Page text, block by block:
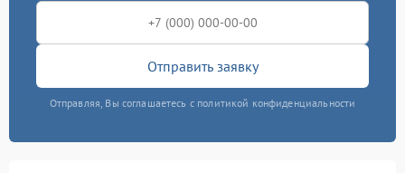
Отправить заявку
Отправляя, Вы соглашаетесь с политикой конфиденциальности